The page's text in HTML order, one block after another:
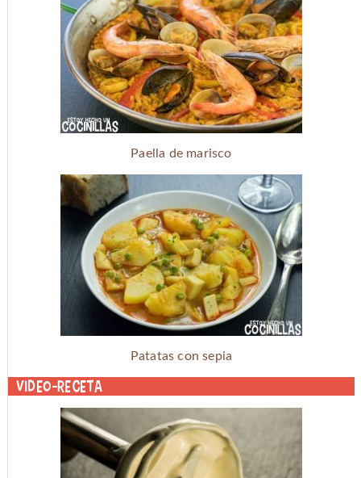
Paella de marisco
Patatas con sepia
Video-receta